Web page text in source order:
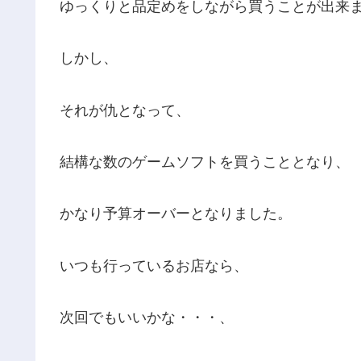
ゆっくりと品定めをしながら買うことが出来
しかし、
それが仇となって、
結構な数のゲームソフトを買うこととなり、
かなり予算オーバーとなりました。
いつも行っているお店なら、
次回でもいいかな・・・、